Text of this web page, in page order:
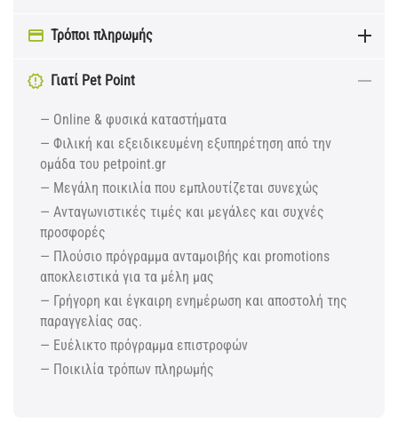
Τρόποι πληρωμής
Γιατί Pet Point
— Online & φυσικά καταστήματα
— Φιλική και εξειδικευμένη εξυπηρέτηση από την
ομάδα του petpoint.gr
— Μεγάλη ποικιλία που εμπλουτίζεται συνεχώς
— Ανταγωνιστικές τιμές και μεγάλες και συχνές
προσφορές
— Πλούσιο πρόγραμμα ανταμοιβής και promotions
αποκλειστικά για τα μέλη μας
— Γρήγορη και έγκαιρη ενημέρωση και αποστολή της
παραγγελίας σας.
— Ευέλικτο πρόγραμμα επιστροφών
— Ποικιλία τρόπων πληρωμής